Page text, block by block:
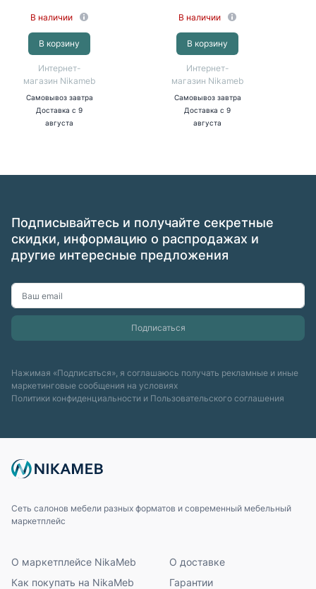
В наличии
В корзину
Интернет-
магазин Nikameb
Самовывоз завтра
Доставка с 9
августа
В наличии
В корзину
Интернет-
магазин Nikameb
Самовывоз завтра
Доставка с 9
августа
Подписывайтесь и получайте секретные
скидки, информацию о распродажах и
другие интересные предложения
Нажимая «Подписаться», я соглашаюсь получать рекламные и иные
маркетинговые сообщения на условиях
Политики конфиденциальности и Пользовательского соглашения
Сеть салонов мебели разных форматов и современный мебельный
маркетплейс
О маркетплейсе NikaMeb
Как покупать на NikaMeb
О доставке
Гарантии